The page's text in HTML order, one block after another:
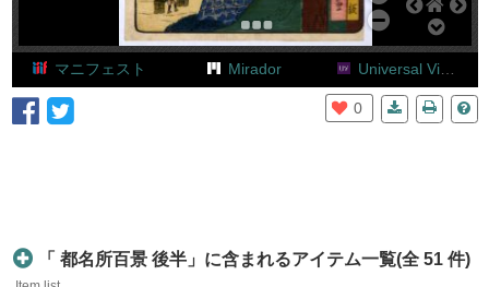
マニフェスト Mirador Universal Viewer
0
「 都名所百景 後半」に含まれるアイテム一覧(全 51 件)